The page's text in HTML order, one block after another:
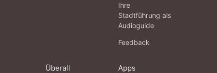
Ihre
Stadtführung als
Audioguide
Feedback
Überall Apps